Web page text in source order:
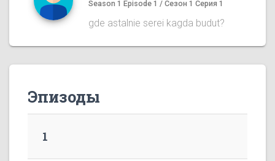
Season 1 Episode 1 / Сезон 1 Серия 1
gde astalnie serei kagda budut?
Эпизоды
1